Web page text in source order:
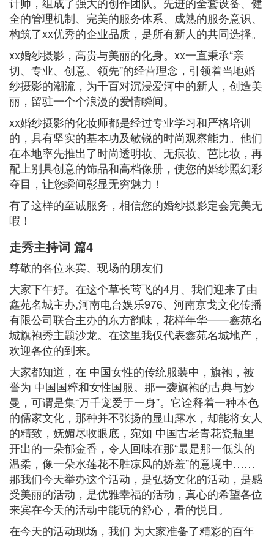
全的管理机制、完美的服务体系、成熟的服务意识、
构筑了xx优秀的企业品质，是所有新人的共同选择。
xx婚纱摄影，高贵与美丽的化身。xx一直秉承“亲
切、专业、创意、领先”的经营理念，引领着当地婚
纱摄影的潮流，为千百对沉浸爱河中的新人，创造美
丽，留驻一个个浪漫的爱情瞬间。
xx婚纱摄影的化妆师都是经过专业学习和严格培训
的，具有坚实的基本功及敏锐的时尚观察能力。他们
在本地率先推出了时尚透明妆、无痕妆、芭比妆，再
配上别具创意的饰品和高档像册，使您的婚纱照幻彩
夺目，让您瞬间彰显无穷魅力！
有了这样的至诚服务，相信您的婚纱摄影定会完美无
暇！
走秀主持词 篇4
尊敬的各位来宾、现场的朋友们
大家下午好。在这个草长莺飞的4月、我们迎来了由
鑫苑名城主办,河南电台娱乐976、河南京戈文化传播
有限公司联合主办的东方韵味，花样年华——鑫苑名
城旗袍秀主题沙龙。在这里我仅代表鑫苑名城地产，
欢迎各位的到来。
大家都知道，在 中国女性的传统服装中，旗袍，被
誉为 中国国粹和女性国服。那一袭旗袍的古典与妙
曼，可谓是集“万千宠爱于一身”。它诠释着一种本色
的儒家文化，那种并不张扬的显山露水，却能将女人
的精致，妩媚尽收眼底，宛如 中国古老青花瓷瓶里
开出的一朵郁金香，令人回味在那“最是那一低头的
温柔，像一朵水莲花不胜凉风的娇羞”的意境中……
那我们今天举办这个活动，是弘扬文化的活动，是感
受美丽的活动，是优雅幸福的活动，真心的希望各位
来宾在今天的活动中能玩的舒心，看的悦目。
在今天的活动现场，我们 为大家准备了精彩的百年